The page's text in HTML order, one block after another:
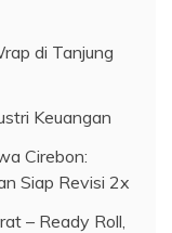
di Tanjung
Keuangan
Cirebon:
Siap Revisi 2x
– Ready Roll,